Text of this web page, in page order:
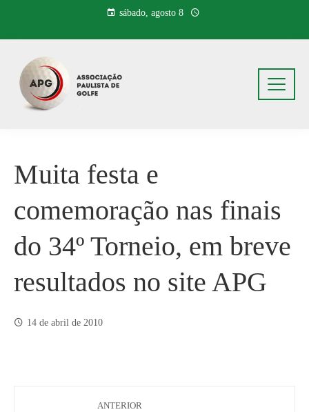
o
conteúdo
sábado, agosto 8
Muita festa e
comemoração nas finais
do 34º Torneio, em breve
resultados no site APG
14 de abril de 2010
ANTERIOR